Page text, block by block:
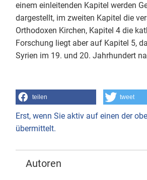
einem einleitenden Kapitel werden
dargestellt, im zweiten Kapitel die
Orthodoxen Kirchen, Kapitel 4 die
Forschung liegt aber auf Kapitel 5,
Syrien im 19. und 20. Jahrhundert
teilen tweet
Erst, wenn Sie aktiv auf einen der
übermittelt.
Autoren